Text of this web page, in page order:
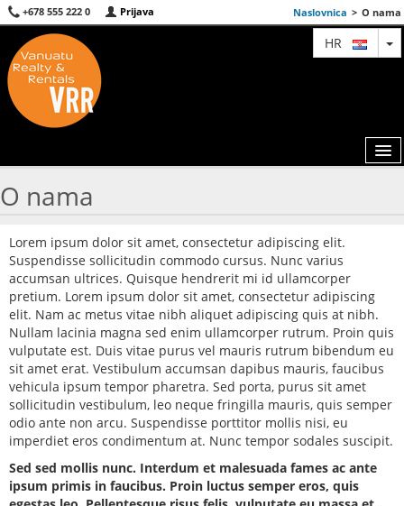
+678 555 222 0 Prijava Naslovnica > O nama
HR
KARTA
AGENTI
IZDVOJENE
O NAMA
KONTAKT
O nama
Lorem ipsum dolor sit amet, consectetur adipiscing elit.
Suspendisse sollicitudin commodo cursus. Nunc varius
accumsan ultrices. Quisque hendrerit mi id ullamcorper
pretium. Lorem ipsum dolor sit amet, consectetur adipiscing
elit. Nam ac metus vitae nibh aliquet adipiscing quis at nibh.
Nullam lacinia magna sed enim ullamcorper rutrum. Proin quis
vulputate est. Duis vitae purus vel mauris rutrum bibendum eu
sit amet erat. Vestibulum accumsan dapibus mauris, faucibus
vehicula ipsum tempor pharetra. Sed porta, purus sit amet
sollicitudin vestibulum, leo neque fringilla mauris, quis semper
odio ante non arcu. Suspendisse porttitor mollis nisi, eu
imperdiet eros condimentum at. Nunc tempor sodales suscipit.
Sed sed mollis nunc. Interdum et malesuada fames ac ante
ipsum primis in faucibus. Proin luctus semper eros, quis